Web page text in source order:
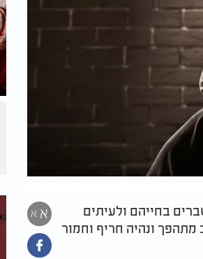
א א
בחייהם ולעיתים
ונהיה חריף וחמור